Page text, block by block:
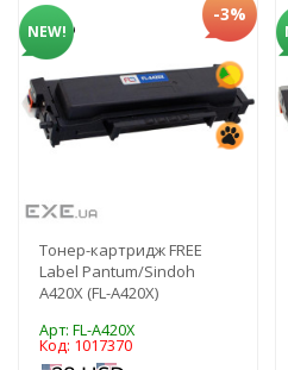
NEW!
-3%
Тонер-картридж FREE
Label Pantum/Sindoh
A420X (FL-A420X)
Арт: FL-A420X
Код: 1017370